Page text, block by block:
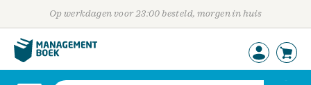
Op werkdagen voor 23:00 besteld, morgen in huis